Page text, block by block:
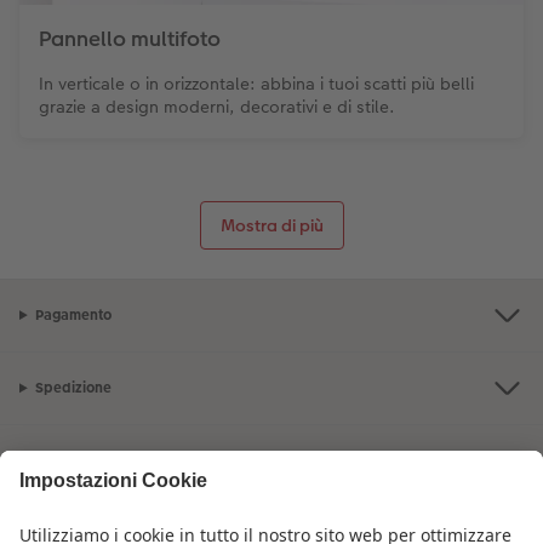
Pannello multifoto
In verticale o in orizzontale: abbina i tuoi scatti più belli
grazie a design moderni, decorativi e di stile.
Mostra di più
Pagamento
Spedizione
Servizio clienti